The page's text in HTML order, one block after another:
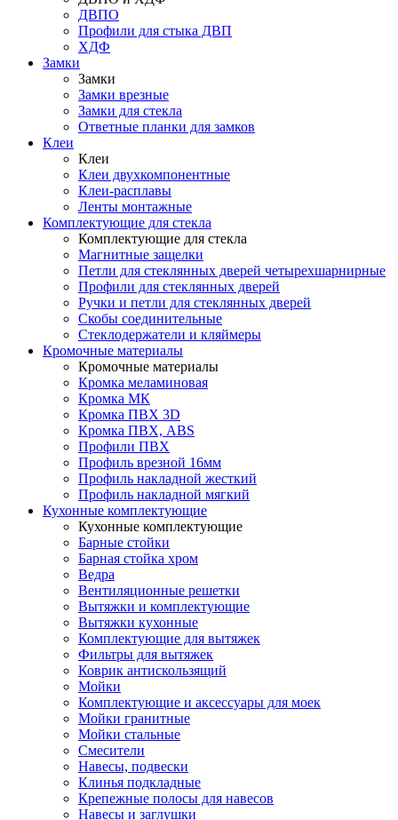
ДВПО
Профили для стыка ДВП
ХДФ
Замки
Замки
Замки врезные
Замки для стекла
Ответные планки для замков
Клеи
Клеи
Клеи двухкомпонентные
Клеи-расплавы
Ленты монтажные
Комплектующие для стекла
Комплектующие для стекла
Магнитные защелки
Петли для стеклянных дверей четырехшарнирные
Профили для стеклянных дверей
Ручки и петли для стеклянных дверей
Скобы соединительные
Стеклодержатели и кляймеры
Кромочные материалы
Кромочные материалы
Кромка меламиновая
Кромка МК
Кромка ПВХ 3D
Кромка ПВХ, ABS
Профили ПВХ
Профиль врезной 16мм
Профиль накладной жесткий
Профиль накладной мягкий
Кухонные комплектующие
Кухонные комплектующие
Барные стойки
Барная стойка хром
Ведра
Вентиляционные решетки
Вытяжки и комплектующие
Вытяжки кухонные
Комплектующие для вытяжек
Фильтры для вытяжек
Коврик антискользящий
Мойки
Комплектующие и аксессуары для моек
Мойки гранитные
Мойки стальные
Смесители
Навесы, подвески
Клинья подкладные
Крепежные полосы для навесов
Навесы и заглушки